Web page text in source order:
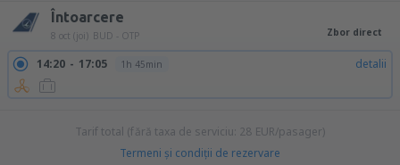
Întoarcere
8 oct (joi) BUD - OTP Zbor direct
14:20 17:05 1h 45min detalii
Tarif total (fără taxa de serviciu: 28 EUR/pasager)
Termeni şi condiţii de rezervare